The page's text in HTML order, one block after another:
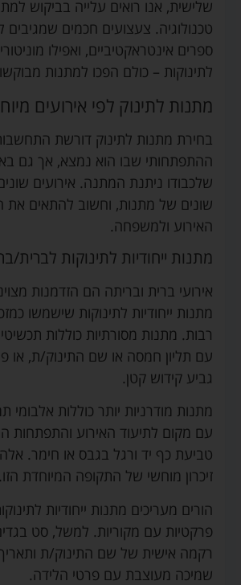
שלישית, אנו רואים עלייה בביקוש
טכנולוגיה. צעצועים חכמים שמגיבים
ספרים אינטראקטיביים, ואפילו
לתינוקות – כולם הפכו למתנות
מתנות לתינוק לפי אירועים
בחירת מתנות לתינוק דורשת
ההתפתחותי שבו הוא נמצא, אך גם
שלכבודו ניתנת המתנה. אירועים
שונים של מתנות, וחשוב להתאים את
האירוע ולמשפחה.
מתנות ייחודיות לתינוקות לברית/
אירועי ברית ובריתה הם הזדמנות
מתנות ייחודיות לתינוקות שישמשו
רבות. מתנות מסורתיות כוללות
עם תליון חמסה או שם התינוק/ת, או
גביע קידוש קטן.
מתנות מודרניות יותר כוללות אלבומי
עם מקום לתיעוד האירוע והתפתחות
טביעת כף יד ורגל בגבס או חימר.
זיכרון מוחשי של התקופה המיוחדת הזו.
הורים מעריכים מתנות ייחודיות
פרקטיות עם מקוריות. למשל, סט
רקמה אישית של שם התינוק/ת
שמיכה מעוצבת עם פרטי הלידה.